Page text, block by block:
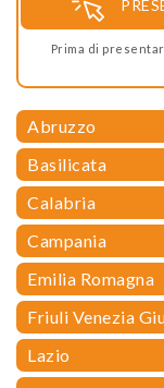
Prima di
Abruzzo
Basilicata
Calabria
Campania
Emilia Romagna
Friuli Venezia
Lazio